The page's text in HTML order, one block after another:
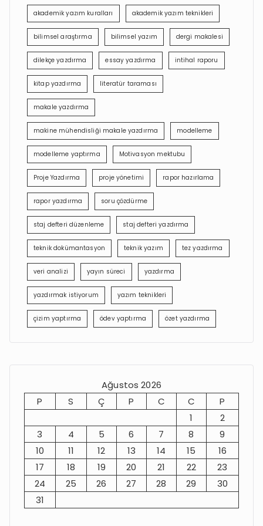
akademik yazım kuralları akademik yazım teknikleri
bilimsel araştırma bilimsel yazım dergi makalesi
dilekçe yazdırma essay yazdırma intihal raporu
kitap yazdırma literatür taraması
makale yazdırma
makine mühendisliği makale yazdırma modelleme
modelleme yaptırma Motivasyon mektubu
Proje Yazdırma proje yönetimi rapor hazırlama
rapor yazdırma soru çözdürme
staj defteri düzenleme staj defteri yazdırma
teknik dokümantasyon teknik yazım tez yazdırma
veri analizi yayın süreci yazdırma
yazdırmak istiyorum yazım teknikleri
çizim yaptırma ödev yaptırma özet yazdırma
Ağustos 2026
P
S Ç P C C
P
1
2
3
4 5 6 7 8
9
10
11 12 13 14 15
16
17
18 19 20 21 22
23
24
25 26 27 28 29
30
31